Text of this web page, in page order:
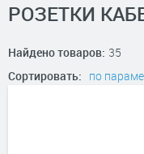
РОЗЕТКИ
Найдено товаров: 35
Сортировать: по